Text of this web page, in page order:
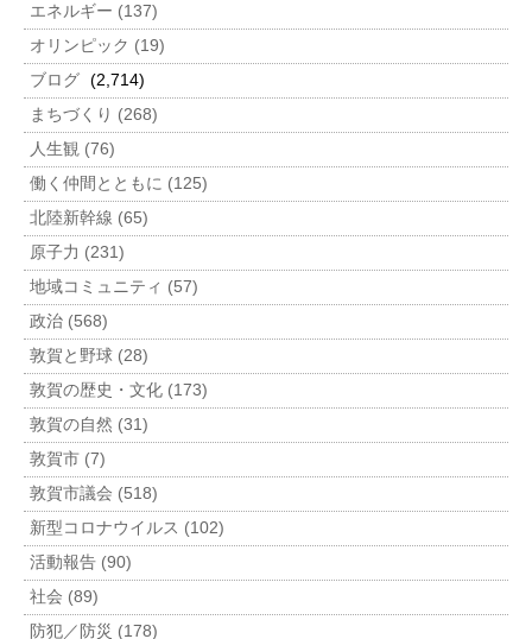
エネルギー (137)
オリンピック (19)
ブログ (2,714)
まちづくり (268)
人生観 (76)
働く仲間とともに (125)
北陸新幹線 (65)
原子力 (231)
地域コミュニティ (57)
政治 (568)
敦賀と野球 (28)
敦賀の歴史・文化 (173)
敦賀の自然 (31)
敦賀市 (7)
敦賀市議会 (518)
新型コロナウイルス (102)
活動報告 (90)
社会 (89)
防犯／防災 (178)